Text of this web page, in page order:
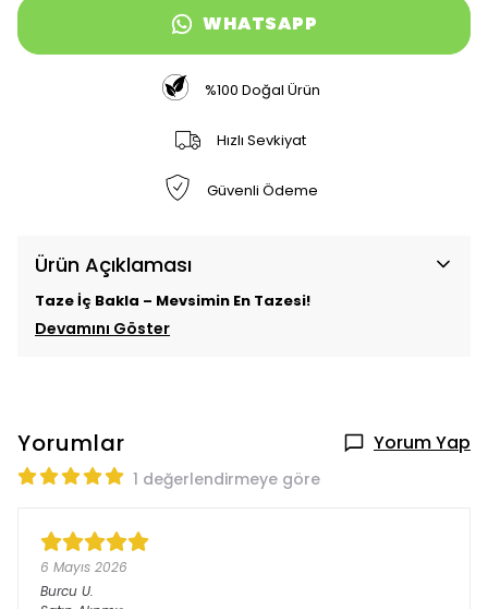
WHATSAPP
%100 Doğal Ürün
Hızlı Sevkiyat
Güvenli Ödeme
Ürün Açıklaması
Taze İç Bakla – Mevsimin En Tazesi!
Devamını Göster
Yorumlar Yorum Yap
1 değerlendirmeye göre
6 Mayıs 2026
Burcu U.